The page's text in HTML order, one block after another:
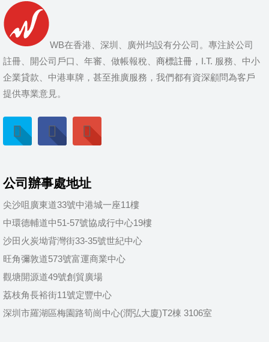
WB在香港、深圳、廣州均設有分公司。專注於公司
註冊、開公司戶口、年審、做帳報稅、 商標註冊， I.T. 服務、中小
企業貸款、中港車牌，甚至推廣服務，我們都有資深顧問為客戶
提供專業意見。
公司辦事處地址
尖沙咀廣東道33號中港城一座11樓
中環德輔道中51-57號協成行中心19樓
沙田火炭坳背灣街33-35號世紀中心
旺角彌敦道573號富運商業中心
觀塘開源道49號創貿廣場
荔枝角長裕街11號定豐中心
深圳市羅湖區梅園路筍崗中心(潤弘大廈)T2棟 3106室